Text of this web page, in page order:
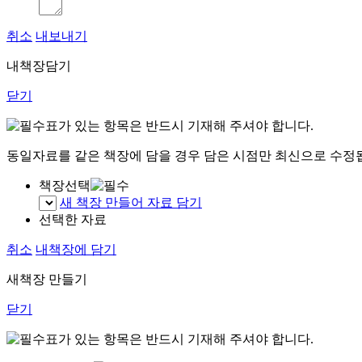
취소 내보내기
내책장담기
닫기
표가 있는 항목은 반드시 기재해 주셔야 합니다.
동일자료를 같은 책장에 담을 경우 담은 시점만 최신으로 수정
책장선택
새 책장 만들어 자료 담기
선택한 자료
취소 내책장에 담기
새책장 만들기
닫기
표가 있는 항목은 반드시 기재해 주셔야 합니다.